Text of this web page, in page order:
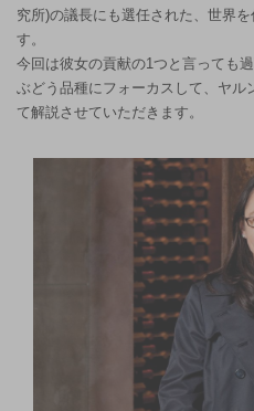
究所)の議長にも選任された、世界
す。
今回は彼女の貢献の1つと言っても
ぶどう品種にフォーカスして、ヤ
て解説させていただきます。